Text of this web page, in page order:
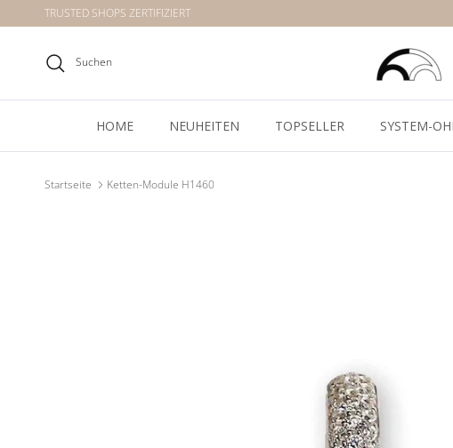
Direkt zum Inhalt
TRUSTED SHOPS ZERTIFIZIERT
Suchen
HOME NEUHEITEN TOPSELLER SYSTEM-
Startseite Ketten-Module H1460